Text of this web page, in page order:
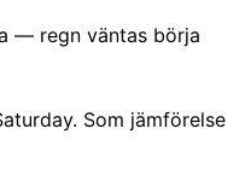
— regn väntas börja
Som jämförelse